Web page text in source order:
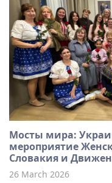
Мосты мира:
мероприятие
Словакия и
26 March 2026